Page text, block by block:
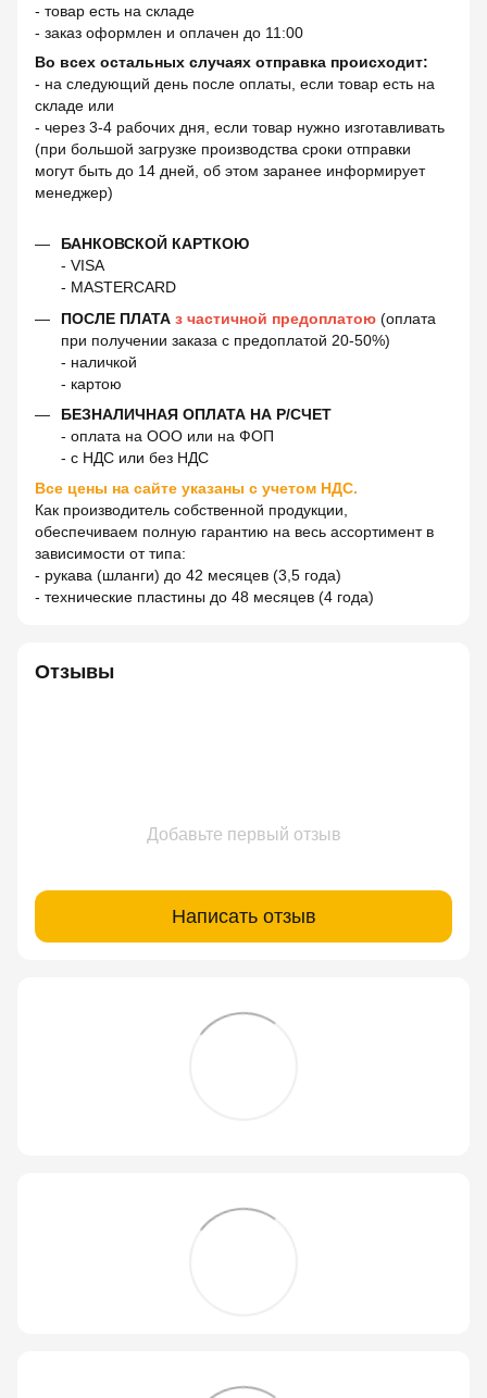
- товар есть на складе
- заказ оформлен и оплачен до 11:00
Во всех остальных случаях отправка происходит:
- на следующий день после оплаты, если товар есть на
складе или
- через 3-4 рабочих дня, если товар нужно изготавливать
(при большой загрузке производства сроки отправки
могут быть до 14 дней, об этом заранее информирует
менеджер)
БАНКОВСКОЙ КАРТКОЮ
- VISA
- MASTERCARD
ПОСЛЕ ПЛАТА з частичной предоплатою (оплата
при получении заказа с предоплатой 20-50%)
- наличкой
- картою
БЕЗНАЛИЧНАЯ ОПЛАТА НА Р/СЧЕТ
- оплата на ООО или на ФОП
- с НДС или без НДС
Все цены на сайте указаны с учетом НДС.
Как производитель собственной продукции,
обеспечиваем полную гарантию на весь ассортимент в
зависимости от типа:
- рукава (шланги) до 42 месяцев (3,5 года)
- технические пластины до 48 месяцев (4 года)
Отзывы
Добавьте первый отзыв
Написать отзыв